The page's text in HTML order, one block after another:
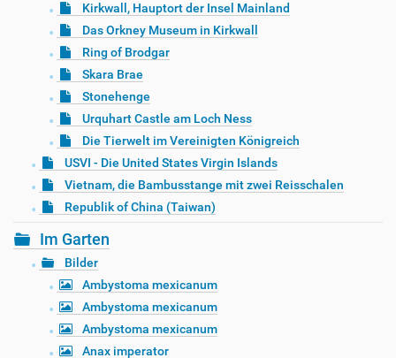
Kirkwall, Hauptort der Insel Mainland
Das Orkney Museum in Kirkwall
Ring of Brodgar
Skara Brae
Stonehenge
Urquhart Castle am Loch Ness
Die Tierwelt im Vereinigten Königreich
USVI - Die United States Virgin Islands
Vietnam, die Bambusstange mit zwei Reisschalen
Republik of China (Taiwan)
Im Garten
Bilder
Ambystoma mexicanum
Ambystoma mexicanum
Ambystoma mexicanum
Anax imperator